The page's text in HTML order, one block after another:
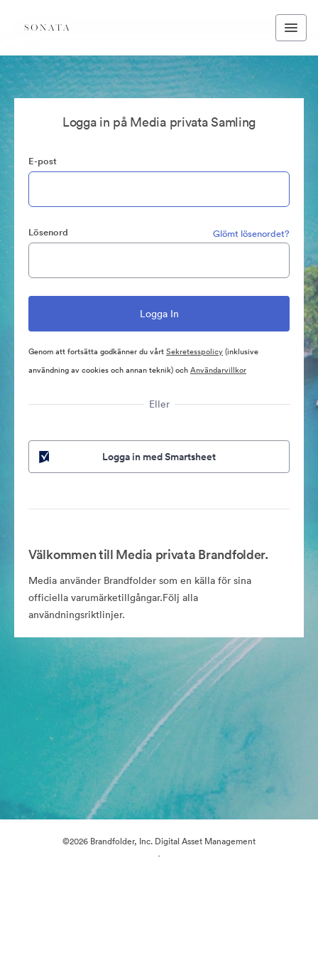
Logga in på Media privata Samling
E-post
Lösenord Glömt lösenordet?
Genom att fortsätta godkänner du vårtSekretesspolicy(inklusive
användning av cookies och annan teknik) ochAnvändarvillkor
Eller
Logga in med Smartsheet
Välkommen till Media privata Brandfolder.
Media använder Brandfolder som en källa för sina
officiella varumärketillgångar.Följ alla
användningsriktlinjer.
©2026 Brandfolder, Inc. Digital Asset Management
·